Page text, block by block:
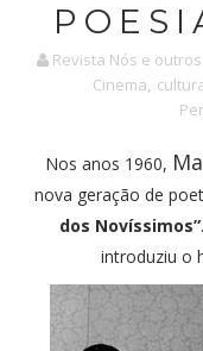
Revista Nós e
Cinema,
Nos anos 1960,
nova geração de
dos Novíssimos”
introduziu o